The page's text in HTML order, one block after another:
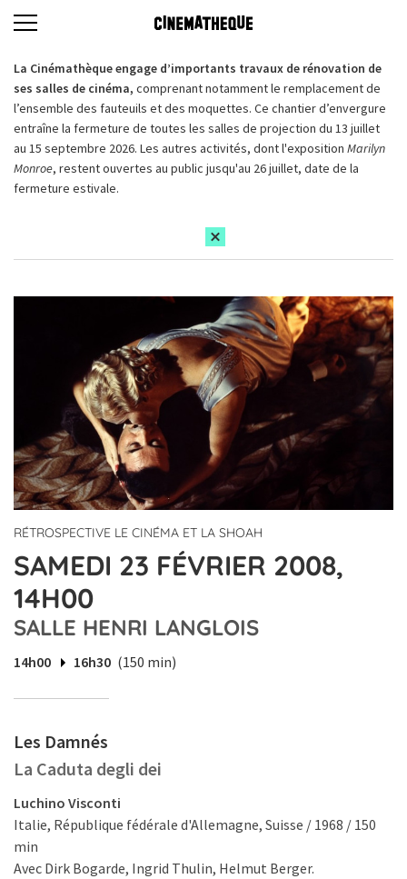
La Cinémathèque engage d’importants travaux de rénovation de
ses salles de cinéma, comprenant notamment le remplacement de
l’ensemble des fauteuils et des moquettes. Ce chantier d’envergure
entraîne la fermeture de toutes les salles de projection du 13 juillet
au 15 septembre 2026. Les autres activités, dont l'exposition Marilyn
Monroe, restent ouvertes au public jusqu'au 26 juillet, date de la
fermeture estivale.
RÉTROSPECTIVE LE CINÉMA ET LA SHOAH
SAMEDI 23 FÉVRIER 2008,
14H00
SALLE HENRI LANGLOIS
14h00 16h30 (150 min)
Les Damnés
La Caduta degli dei
Luchino Visconti
Italie, République fédérale d'Allemagne, Suisse / 1968 / 150
min
Avec Dirk Bogarde, Ingrid Thulin, Helmut Berger.